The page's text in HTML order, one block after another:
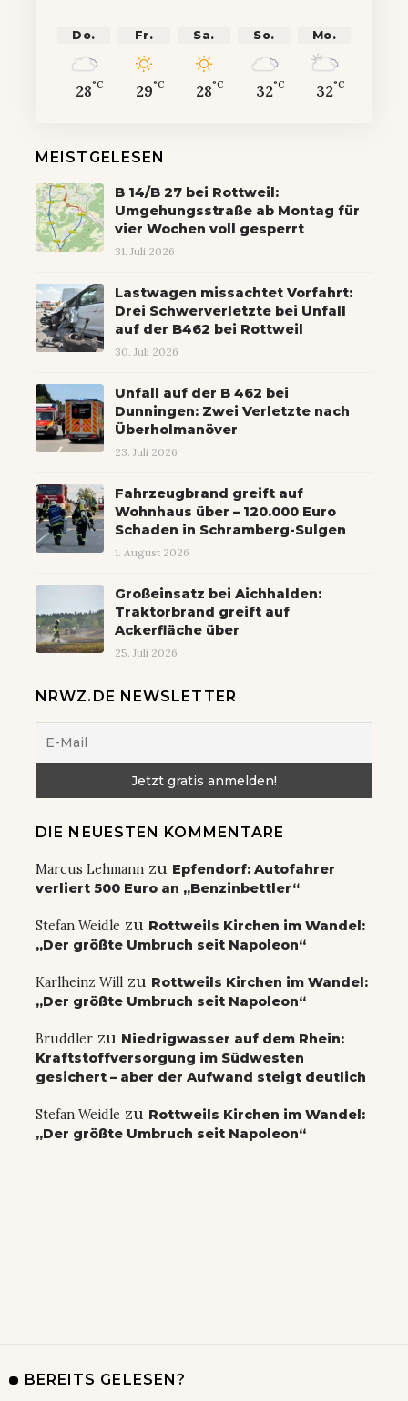
Do.
28°C
Fr.
29°C
Sa.
28°C
So.
32°C
Mo.
32°C
MEISTGELESEN
B 14/B 27 bei Rottweil:
Umgehungsstraße ab Montag für
vier Wochen voll gesperrt
31. Juli 2026
Lastwagen missachtet Vorfahrt:
Drei Schwerverletzte bei Unfall
auf der B462 bei Rottweil
30. Juli 2026
Unfall auf der B 462 bei
Dunningen: Zwei Verletzte nach
Überholmanöver
23. Juli 2026
Fahrzeugbrand greift auf
Wohnhaus über – 120.000 Euro
Schaden in Schramberg-Sulgen
1. August 2026
Großeinsatz bei Aichhalden:
Traktorbrand greift auf
Ackerfläche über
25. Juli 2026
NRWZ.DE NEWSLETTER
DIE NEUESTEN KOMMENTARE
Marcus Lehmann zu Epfendorf: Autofahrer
verliert 500 Euro an „Benzinbettler“
Stefan Weidle zu Rottweils Kirchen im Wandel:
„Der größte Umbruch seit Napoleon“
Karlheinz Will zu Rottweils Kirchen im Wandel:
„Der größte Umbruch seit Napoleon“
Bruddler zu Niedrigwasser auf dem Rhein:
Kraftstoffversorgung im Südwesten
gesichert – aber der Aufwand steigt deutlich
Stefan Weidle zu Rottweils Kirchen im Wandel:
„Der größte Umbruch seit Napoleon“
BEREITS GELESEN?